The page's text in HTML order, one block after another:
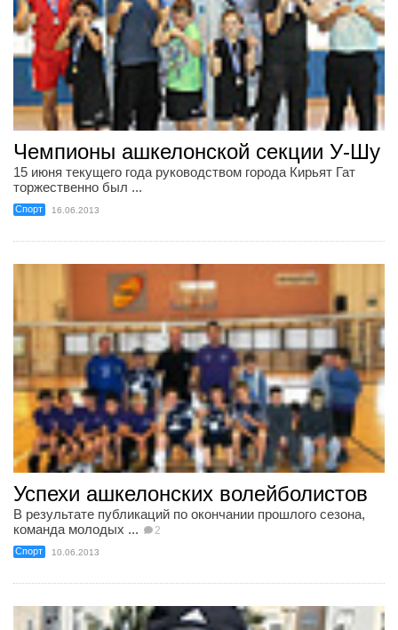
Чемпионы ашкелонской секции У-Шу
15 июня текущего года руководством города Кирьят Гат
торжественно был ...
Спорт 16.06.2013
Успехи ашкелонских волейболистов
В результате публикаций по окончании прошлого сезона,
команда молодых ...
2
Спорт 10.06.2013